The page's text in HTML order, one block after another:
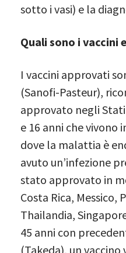
sotto i vasi) e la
Quali sono i vaccini
I vaccini approvati
(Sanofi-Pasteur),
approvato negli
e 16 anni che vivono
dove la malattia è
avuto un’infezione
stato approvato in
Costa Rica, Messico,
Thailandia,
45 anni con
(Takeda), un